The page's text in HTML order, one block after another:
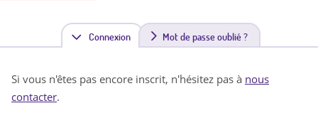
Connexion(
n
Mot de passe oublié ?
Si vous n'êtes pas encore inscrit, n'hésitez pas à nous
contacter.